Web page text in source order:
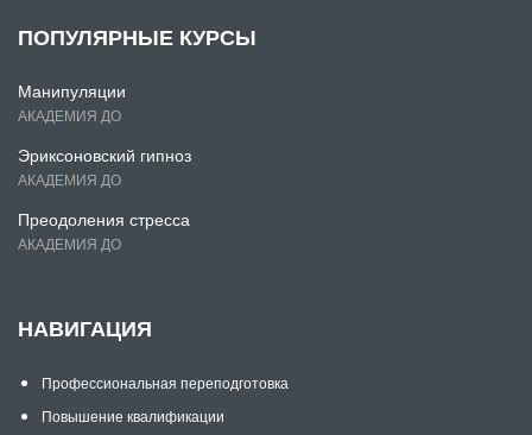
ПОПУЛЯРНЫЕ КУРСЫ
Манипуляции
АКАДЕМИЯ ДО
Эриксоновский гипноз
АКАДЕМИЯ ДО
Преодоления стресса
АКАДЕМИЯ ДО
НАВИГАЦИЯ
Профессиональная переподготовка
Повышение квалификации